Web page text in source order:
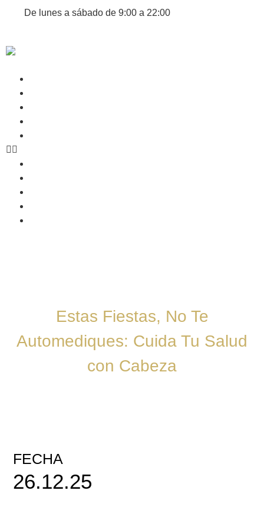
De lunes a sábado de 9:00 a 22:00
Estas Fiestas, No Te
Automediques: Cuida Tu Salud
con Cabeza
FECHA
26.12.25